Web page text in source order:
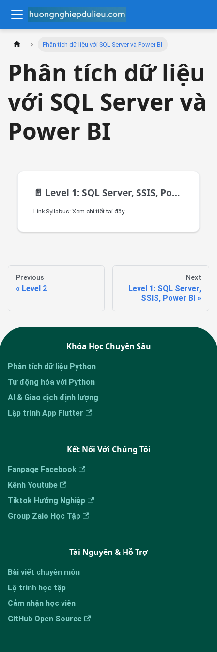
Phân tích dữ liệu với SQL Server và Power BI
Phân tích dữ liệu
với SQL Server và
Power BI
📄️ Level 1: SQL Server, SSIS, Power BI
Link Syllabus: Xem chi tiết tại đây
Previous
Level 2
Next
Level 1: SQL Server,
SSIS, Power BI
Khóa Học Chuyên Sâu
Phân tích dữ liệu Python
Tự động hóa với Python
AI & Giao dịch định lượng
Lập trình App Flutter
Kết Nối Với Chúng Tôi
Fanpage Facebook
Kênh Youtube
Tiktok Hướng Nghiệp
Group Zalo Học Tập
Tài Nguyên & Hỗ Trợ
Bài viết chuyên môn
Lộ trình học tập
Cảm nhận học viên
GitHub Open Source